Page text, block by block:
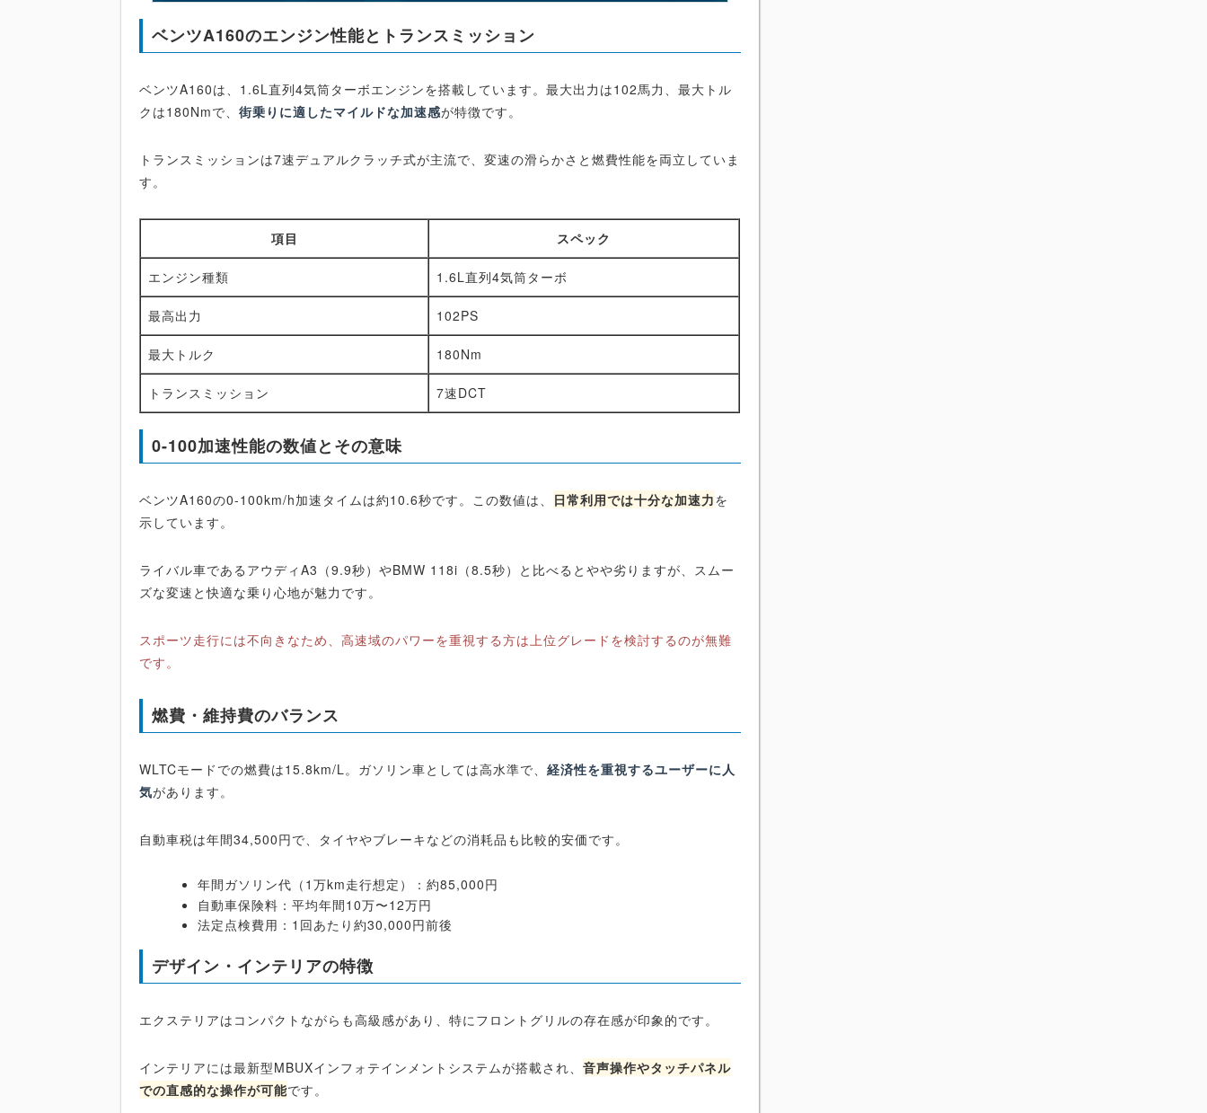
ベンツA160のエンジン性能とトランスミッション
ベンツA160は、1.6L直列4気筒ターボエンジンを搭載しています。最大出力は102馬力、最大トル
クは180Nmで、街乗りに適したマイルドな加速感が特徴です。
トランスミッションは7速デュアルクラッチ式が主流で、変速の滑らかさと燃費性能を両立していま
す。
項目 スペック
エンジン種類 1.6L直列4気筒ターボ
最高出力 102PS
最大トルク 180Nm
トランスミッション 7速DCT
0-100加速性能の数値とその意味
ベンツA160の0-100km/h加速タイムは約10.6秒です。この数値は、 日常利用では十分な加速力を
示しています。
ライバル車であるアウディA3（9.9秒）やBMW 118i（8.5秒）と比べるとやや劣りますが、スムー
ズな変速と快適な乗り心地が魅力です。
スポーツ走行には不向きなため、高速域のパワーを重視する方は上位グレードを検討するのが無難
です。
燃費・維持費のバランス
WLTCモードでの燃費は15.8km/L。ガソリン車としては高水準で、経済性を重視するユーザーに人
気があります。
自動車税は年間34,500円で、タイヤやブレーキなどの消耗品も比較的安価です。
年間ガソリン代（1万km走行想定）：約85,000円
自動車保険料：平均年間10万〜12万円
法定点検費用：1回あたり約30,000円前後
デザイン・インテリアの特徴
エクステリアはコンパクトながらも高級感があり、特にフロントグリルの存在感が印象的です。
インテリアには最新型MBUXインフォテインメントシステムが搭載され、音声操作やタッチパネル
での直感的な操作が可能です。